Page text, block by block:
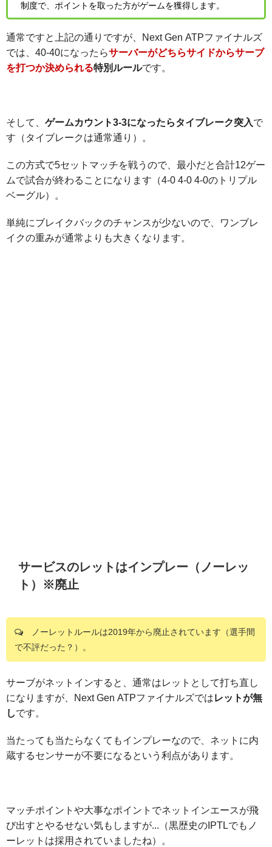
制度で、ポイントを取った方がゲームを獲得します。
通常ですと上記の通りですが、Next Gen ATPファイナルズ
では、40-40になったらサーバーがどちらサイドからサーブ
を打つか決められる特別ルールです。
そして、 ゲームカウント3-3になったらタイブレーク突入 で
す（タイブレークは通常通り）。
この方式で5セットマッチを戦うので、最小だと合計12ゲー
ムで試合が終わることになります（4-0 4-0 4-0のトリプル
ベーグル）。
単純にブレイクバックのチャンスが少ないので、ワンブレ
イクの重みが通常よりも大きくなります。
サービスのレットはインプレー（ノーレッ
ト）※廃止
ノーレットルールは2019年から廃止されています（選手間
で不評だった？）。
サーブがネットインすると、通常はレットとして打ち直し
になりますが、Next Gen ATPファイナルズではレットが無
しです。
当たっても当たらなくてもインプレーなので、ネットに内
蔵するセンサーが不要になるという利点があります。
マッチポイントや大事なポイントでネットインエースが飛
び出すとやるせない気もしますが...（黒歴史のIPTLでもノ
ーレットは採用されていましたね）。